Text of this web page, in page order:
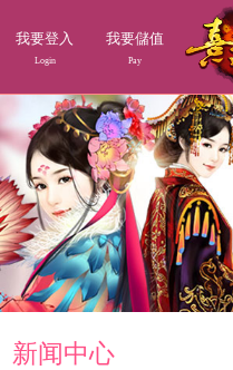
我要登入
Login
我要儲值
Pay
新闻中心